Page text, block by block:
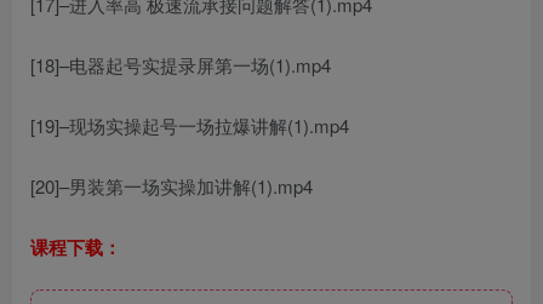
[18]–电器起号实提录屏第一场(1).mp4
[19]–现场实操起号一场拉爆讲解(1).mp4
[20]–男装第一场实操加讲解(1).mp4
课程下载：